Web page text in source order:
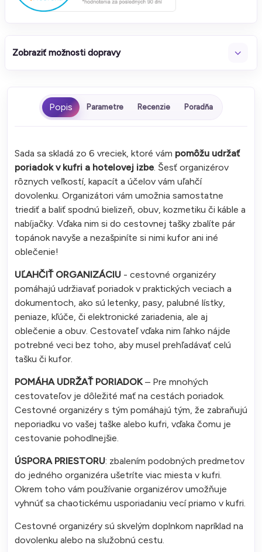
Zobraziť možnosti dopravy
Parametre Recenzie Poradňa
Sada sa skladá zo 6 vreciek, ktoré vám pomôžu udržať
poriadok v kufri a hotelovej izbe . Šesť organizérov
rôznych veľkostí, kapacít a účelov vám uľahčí
dovolenku. Organizátori vám umožnia samostatne
triediť a baliť spodnú bielizeň, obuv, kozmetiku či káble a
nabíjačky. Vďaka nim si do cestovnej tašky zbalíte pár
topánok navyše a nezašpiníte si nimi kufor ani iné
oblečenie!
UĽAHČIŤ ORGANIZÁCIU - cestovné organizéry
pomáhajú udržiavať poriadok v praktických veciach a
dokumentoch, ako sú letenky, pasy, palubné lístky,
peniaze, kľúče, či elektronické zariadenia, ale aj
oblečenie a obuv. Cestovateľ vďaka nim ľahko nájde
potrebné veci bez toho, aby musel prehľadávať celú
tašku či kufor.
POMÁHA UDRŽAŤ PORIADOK – Pre mnohých
cestovateľov je dôležité mať na cestách poriadok.
Cestovné organizéry s tým pomáhajú tým, že zabraňujú
neporiadku vo vašej taške alebo kufri, vďaka čomu je
cestovanie pohodlnejšie.
ÚSPORA PRIESTORU: zbalením podobných predmetov
do jedného organizéra ušetríte viac miesta v kufri.
Okrem toho vám používanie organizérov umožňuje
vyhnúť sa chaotickému usporiadaniu vecí priamo v kufri.
Cestovné organizéry sú skvelým doplnkom napríklad na
dovolenku alebo na služobnú cestu.